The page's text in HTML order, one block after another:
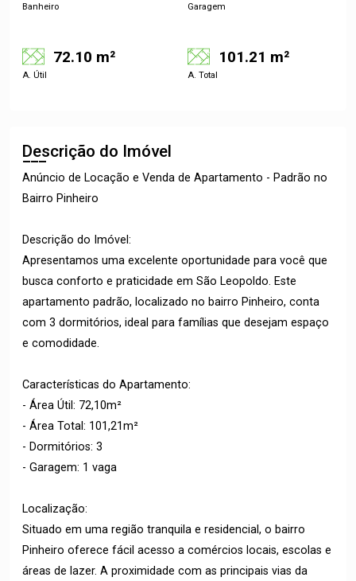
Banheiro Garagem
72.10 m²
A. Útil
101.21 m²
A. Total
Descrição do Imóvel
Anúncio de Locação e Venda de Apartamento - Padrão no
Bairro Pinheiro
Descrição do Imóvel:
Apresentamos uma excelente oportunidade para você que
busca conforto e praticidade em São Leopoldo. Este
apartamento padrão, localizado no bairro Pinheiro, conta
com 3 dormitórios, ideal para famílias que desejam espaço
e comodidade.
Características do Apartamento:
- Área Útil: 72,10m²
- Área Total: 101,21m²
- Dormitórios: 3
- Garagem: 1 vaga
Localização:
Situado em uma região tranquila e residencial, o bairro
Pinheiro oferece fácil acesso a comércios locais, escolas e
áreas de lazer. A proximidade com as principais vias da